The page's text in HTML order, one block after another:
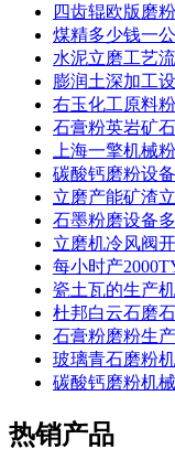
四齿辊欧版磨
煤精多少钱一
水泥立磨工艺
膨润土深加工
右玉化工原料
石膏粉英岩矿
上海一擎机械
碳酸钙磨粉设
立磨产能矿渣
石墨粉磨设备
立磨机冷风阀
每小时产
瓷土瓦的生产
杜邦白云石磨
石膏粉磨粉生
玻璃青石磨粉机
碳酸钙磨粉机
热销产品